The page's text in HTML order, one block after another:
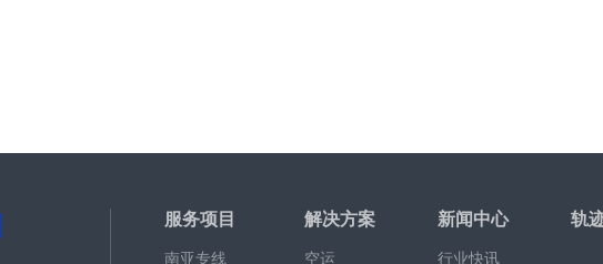
服务项目
南亚专线
解决方案
空运
新闻中心
行业快讯
轨